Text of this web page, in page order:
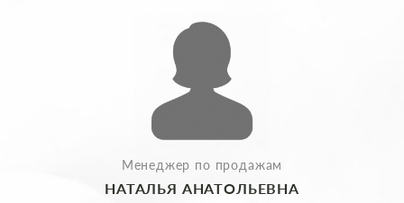
Менеджер по продажам
НАТАЛЬЯ АНАТОЛЬЕВНА